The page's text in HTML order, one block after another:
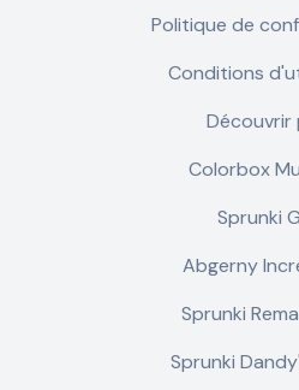
Politique de
Conditions
Découvrir
Colorbox
Sprunki
Abgerny
Sprunki
Sprunki